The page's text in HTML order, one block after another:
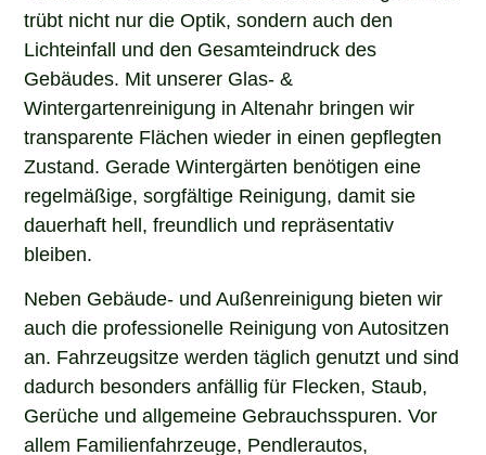
trübt nicht nur die Optik, sondern auch den
Lichteinfall und den Gesamteindruck des
Gebäudes. Mit unserer Glas- &
Wintergartenreinigung in Altenahr bringen wir
transparente Flächen wieder in einen gepflegten
Zustand. Gerade Wintergärten benötigen eine
regelmäßige, sorgfältige Reinigung, damit sie
dauerhaft hell, freundlich und repräsentativ
bleiben.
Neben Gebäude- und Außenreinigung bieten wir
auch die professionelle Reinigung von Autositzen
an. Fahrzeugsitze werden täglich genutzt und sind
dadurch besonders anfällig für Flecken, Staub,
Gerüche und allgemeine Gebrauchsspuren. Vor
allem Familienfahrzeuge, Pendlerautos,